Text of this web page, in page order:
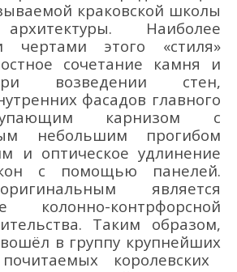
краковской школы
Наиболее
чертами этого «стиля»
сочетание камня и
возведении стен,
фасадов главного
карнизом с
небольшим прогибом
и оптическое удлинение
с помощью панелей.
является
колонно-контрфорсной
Таким образом,
вошёл в группу крупнейших
королевских